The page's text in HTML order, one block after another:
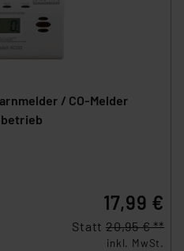
/ CO-Melder
17,99 €
Statt 20,95 € **
inkl. MwSt.